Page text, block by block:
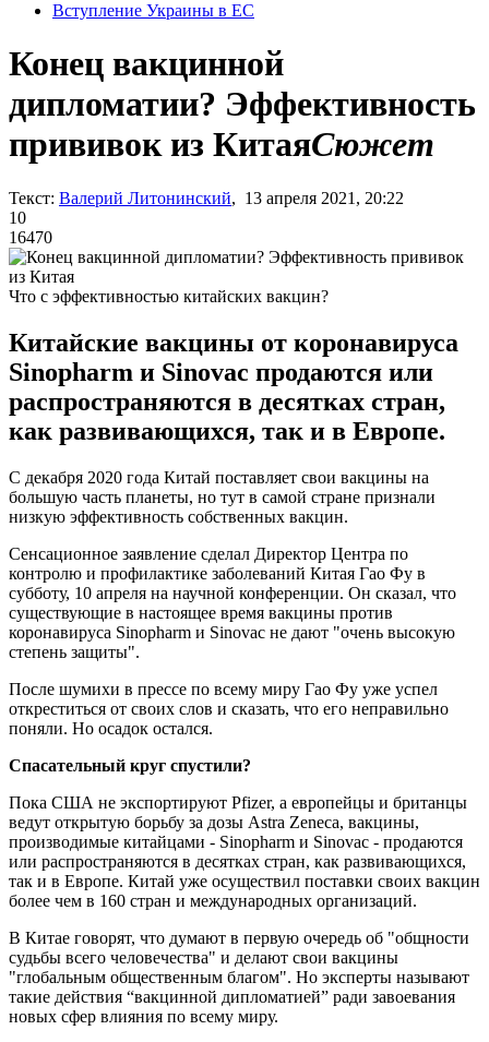
Вступление Украины в ЕС
Конец вакцинной
дипломатии? Эффективность
прививок из КитаяСюжет
Текст: Валерий Литонинский, 13 апреля 2021, 20:22
10
16470
Что с эффективностью китайских вакцин?
Китайские вакцины от коронавируса
Sinopharm и Sinovac продаются или
распространяются в десятках стран,
как развивающихся, так и в Европе.
С декабря 2020 года Китай поставляет свои вакцины на
большую часть планеты, но тут в самой стране признали
низкую эффективность собственных вакцин.
Сенсационное заявление сделал Директор Центра по
контролю и профилактике заболеваний Китая Гао Фу в
субботу, 10 апреля на научной конференции. Он сказал, что
существующие в настоящее время вакцины против
коронавируса Sinopharm и Sinovac не дают "очень высокую
степень защиты".
После шумихи в прессе по всему миру Гао Фу уже успел
откреститься от своих слов и сказать, что его неправильно
поняли. Но осадок остался.
Спасательный круг спустили?
Пока США не экспортируют Pfizer, а европейцы и британцы
ведут открытую борьбу за дозы Astra Zeneca, вакцины,
производимые китайцами - Sinopharm и Sinovac - продаются
или распространяются в десятках стран, как развивающихся,
так и в Европе. Китай уже осуществил поставки своих вакцин
более чем в 160 стран и международных организаций.
В Китае говорят, что думают в первую очередь об "общности
судьбы всего человечества" и делают свои вакцины
"глобальным общественным благом". Но эксперты называют
такие действия “вакцинной дипломатией” ради завоевания
новых сфер влияния по всему миру.